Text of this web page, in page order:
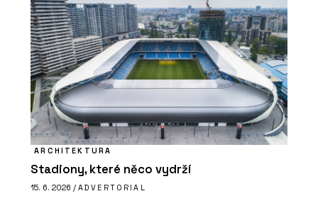
ARCHITEKTURA
Stadiony, které něco vydrží
15. 6. 2026 / ADVERTORIAL